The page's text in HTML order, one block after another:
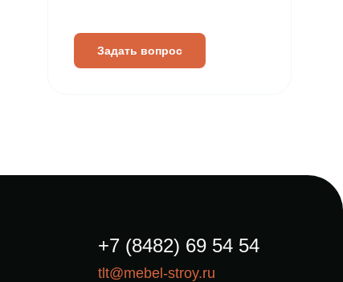
Задать вопрос
+7 (8482) 69 54 54
tlt@mebel-stroy.ru